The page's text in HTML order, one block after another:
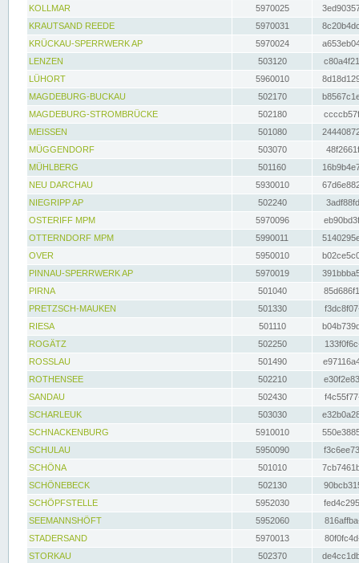
KOLLMAR
5970025
KRAUTSAND REEDE
5970031
KRÜCKAU-SPERRWERK AP
5970024
LENZEN
503120
LÜHORT
5960010
MAGDEBURG-BUCKAU
502170
MAGDEBURG-STROMBRÜCKE
502180
MEISSEN
501080
MÜGGENDORF
503070
MÜHLBERG
501160
NEU DARCHAU
5930010
NIEGRIPP AP
502240
OSTERIFF MPM
5970096
OTTERNDORF MPM
5990011
OVER
5950010
PINNAU-SPERRWERK AP
5970019
PIRNA
501040
PRETZSCH-MAUKEN
501330
RIESA
501110
ROGÄTZ
502250
ROSSLAU
501490
ROTHENSEE
502210
SANDAU
502430
SCHARLEUK
503030
SCHNACKENBURG
5910010
SCHULAU
5950090
SCHÖNA
501010
SCHÖNEBECK
502130
SCHÖPFSTELLE
5952030
SEEMANNSHÖFT
5952060
STADERSAND
5970013
STORKAU
502370